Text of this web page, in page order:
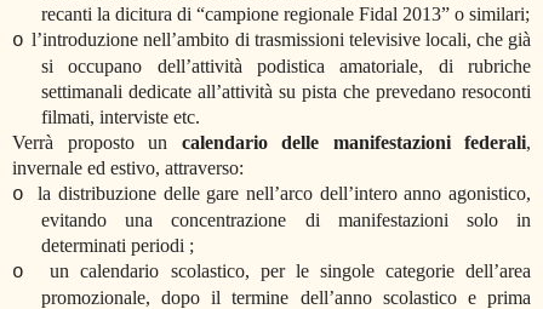
recanti la dicitura di “campione regionale Fidal 2013” o similari;
o l’introduzione nell’ambito di trasmissioni televisive locali, che già
si occupano dell’attività podistica amatoriale, di rubriche
settimanali dedicate all’attività su pista che prevedano resoconti
filmati, interviste etc.
Verrà proposto un calendario delle manifestazioni federali,
invernale ed estivo, attraverso:
o
la distribuzione delle gare nell’arco dell’intero anno agonistico,
evitando una concentrazione di manifestazioni solo in
determinati periodi ;
o
un calendario scolastico, per le singole categorie dell’area
promozionale, dopo il termine dell’anno scolastico e prima